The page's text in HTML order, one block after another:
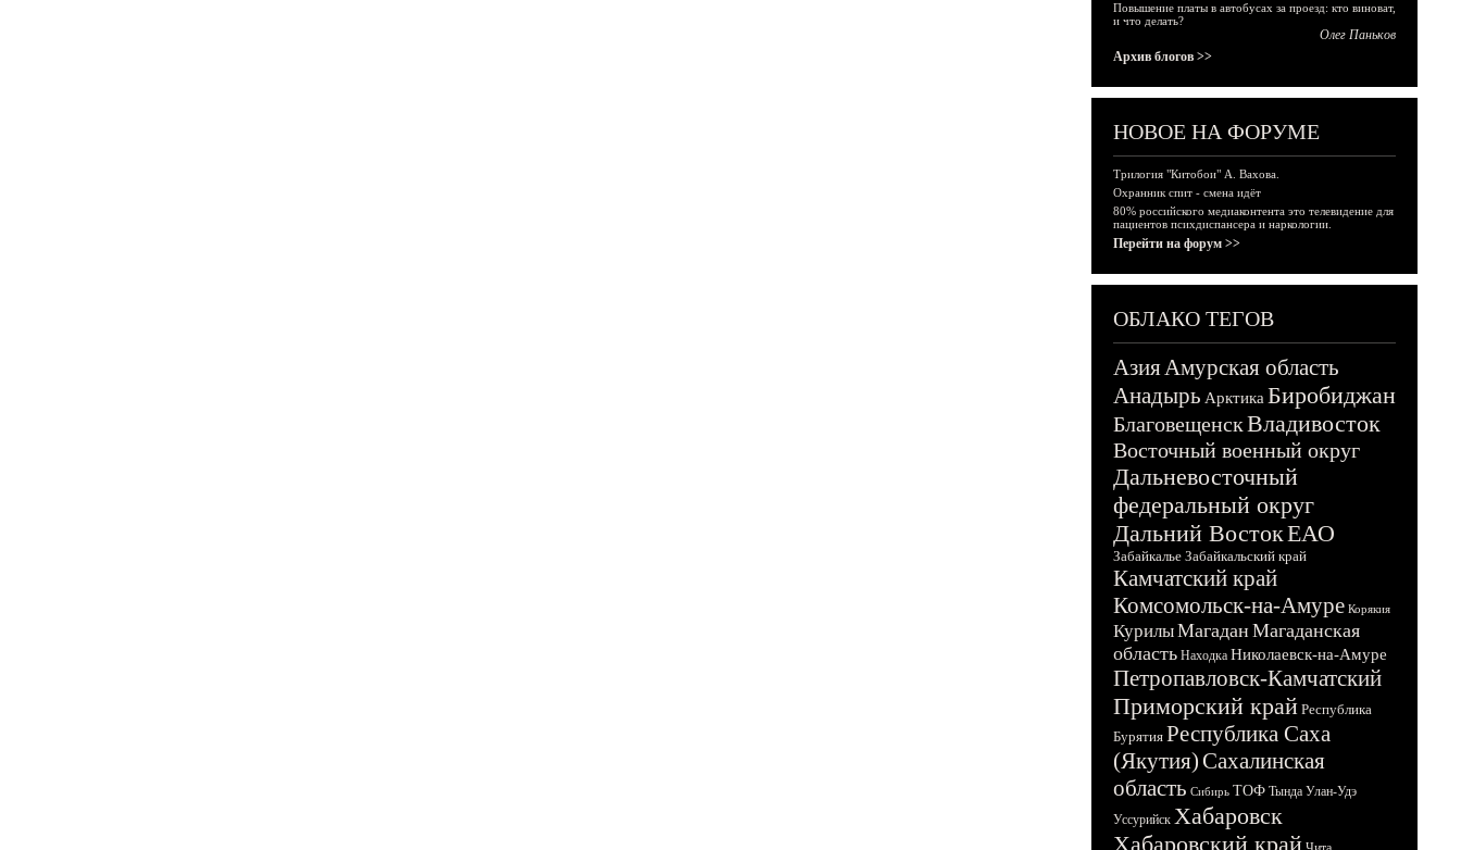
Повышение платы в автобусах за проезд: кто виноват,
и что делать?
Олег Паньков
Архив блогов >>
НОВОЕ НА ФОРУМЕ
Трилогия "Китобои" А. Вахова.
Охранник спит - смена идёт
80% российского медиаконтента это телевидение для
пациентов психдиспансера и наркологии.
Перейти на форум >>
ОБЛАКО ТЕГОВ
АзияАмурская область
Анадырь Арктика Биробиджан
БлаговещенскВладивосток
Восточный военный округ
Дальневосточный
федеральный округ
Дальний ВостокЕАО
Забайкалье Забайкальский край
Камчатский край
Комсомольск-на-Амуре Корякия
КурилыМагадан Магаданская
область Находка Николаевск-на-Амуре
Петропавловск-Камчатский
Приморский край Республика
Бурятия Республика Саха
(Якутия)Сахалинская
область Сибирь ТОФ Тында Улан-Удэ
Уссурийск Хабаровск
Хабаровский край